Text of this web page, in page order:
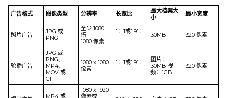
广告格式 图像类型 分辨率 长宽比
最大档案大
小
最小宽度
照片广告
JPG 或
PNG
至少 1080
倍
1080 像素
1：1或1.91：
1
30MB 320 像素
轮播广告
JPG 或
PNG、
MP4、
MOV 或
GIF
1080 x 1080
像素
1：1或1.91：
1
图片：
30MB 视
频：1GB
320 像素
1080 x 1920